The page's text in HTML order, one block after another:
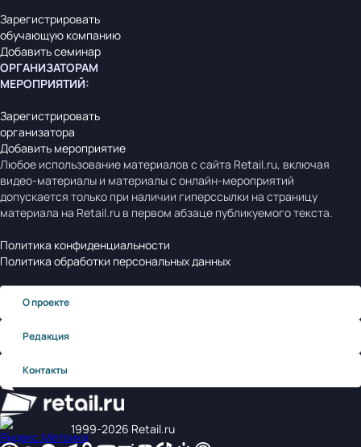
Зарегистрировать
обучающую компанию
Добавить семинар
ОРГАНИЗАТОРАМ
МЕРОПРИЯТИЙ:
Зарегистрировать
организатора
Добавить мероприятие
Любое использование материалов с сайта Retail.ru, включая
видео-материалы и материалы с онлайн-мероприятий
допускается только при наличии гиперссылки на страницу
материала на Retail.ru в первом абзаце публикуемого текста.
Политика конфиденциальности
Политика обработки персональных данных
О проекте
Редакция
Контакты
1999‑2026 Retail.ru